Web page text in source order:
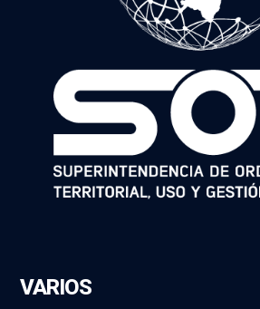
VARIOS